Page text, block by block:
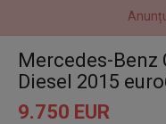
Mercedes-Benz
Diesel 2015
9.750 EUR